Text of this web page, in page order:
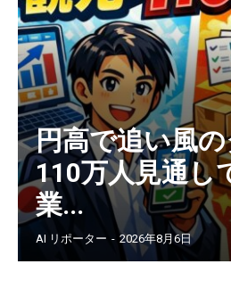
円高で追い風
110万人見通し
業...
AI リポーター - 2026年8月6日